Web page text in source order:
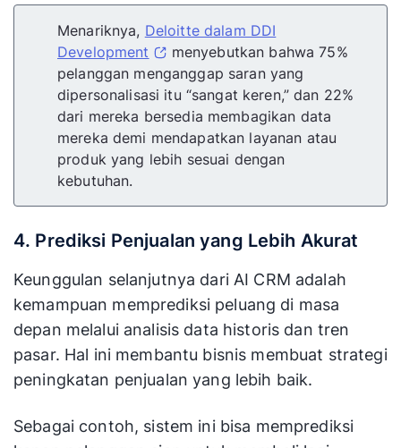
Menariknya, Deloitte dalam DDI
Development
menyebutkan bahwa 75%
pelanggan menganggap saran yang
dipersonalisasi itu “sangat keren,” dan 22%
dari mereka bersedia membagikan data
mereka demi mendapatkan layanan atau
produk yang lebih sesuai dengan
kebutuhan.
4. Prediksi Penjualan yang Lebih Akurat
Keunggulan selanjutnya dari AI CRM adalah
kemampuan memprediksi peluang di masa
depan melalui analisis data historis dan tren
pasar. Hal ini membantu bisnis membuat strategi
peningkatan penjualan yang lebih baik.
Sebagai contoh, sistem ini bisa memprediksi